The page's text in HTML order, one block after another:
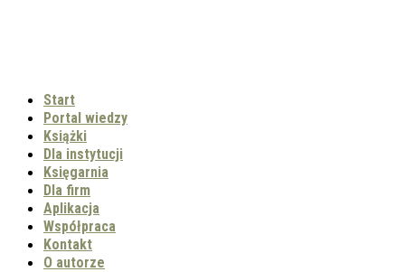
Start
Portal wiedzy
Książki
Dla instytucji
Księgarnia
Dla firm
Aplikacja
Współpraca
Kontakt
O autorze